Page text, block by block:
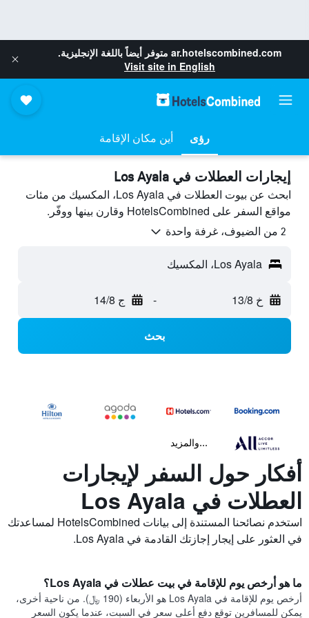
ar.hotelscombined.com متوفر أيضاً باللغة الإنجليزية.
Visit site in English
رؤى أين مكان الإقامة
إيجارات العطلات في Los Ayala
ابحث عن بيوت العطلات في Los Ayala، المكسيك من مئات
مواقع السفر على HotelsCombined وقارن بينها ووفّر.
2 من الضيوف، غرفة واحدة
Los Ayala، المكسيك
خ 13/8 - ج 14/8
بحث
...والمزيد
أفكار حول السفر لإيجارات
العطلات في Los Ayala
استخدم نصائحنا المستندة إلى بيانات HotelsCombined لمساعدتك
في العثور على إيجار إجازتك القادمة في Los Ayala.
ما هو أرخص يوم للإقامة في بيت عطلات في Los Ayala؟
أرخص يوم للإقامة في Los Ayala هو الأربعاء (190 ﷼). من ناحية أخرى،
يمكن للمسافرين توقع دفع أعلى سعر في السبت، عندما يكون السعر